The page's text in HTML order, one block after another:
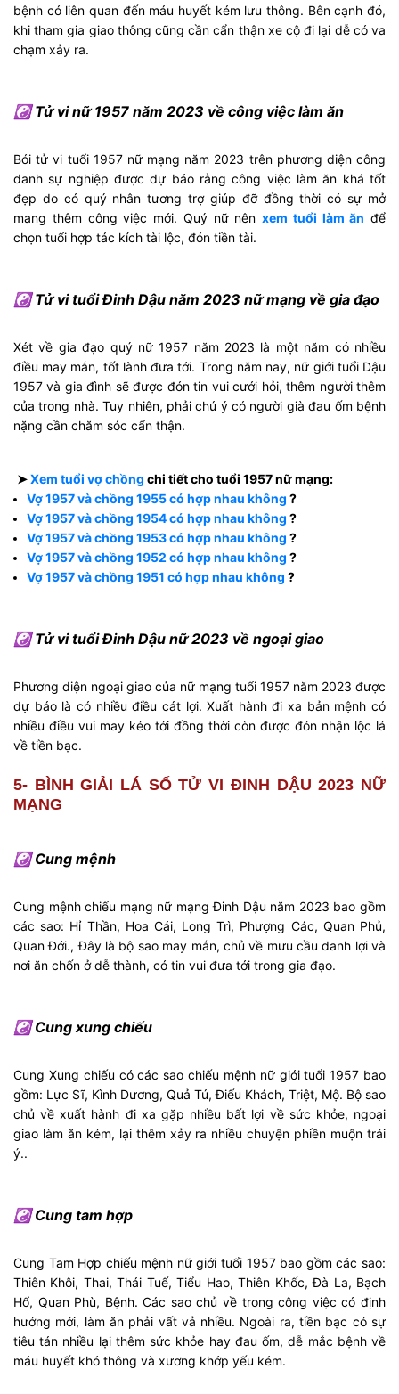
bệnh có liên quan đến máu huyết kém lưu thông. Bên cạnh đó,
khi tham gia giao thông cũng cần cẩn thận xe cộ đi lại dễ có va
chạm xảy ra.
☯ Tử vi nữ 1957 năm 2023 về công việc làm ăn
Bói tử vi tuổi 1957 nữ mạng năm 2023 trên phương diện công
danh sự nghiệp được dự báo rằng công việc làm ăn khá tốt
đẹp do có quý nhân tương trợ giúp đỡ đồng thời có sự mở
mang thêm công việc mới. Quý nữ nên xem tuổi làm ăn để
chọn tuổi hợp tác kích tài lộc, đón tiền tài.
☯ Tử vi tuổi Đinh Dậu năm 2023 nữ mạng về gia đạo
Xét về gia đạo quý nữ 1957 năm 2023 là một năm có nhiều
điều may mắn, tốt lành đưa tới. Trong năm nay, nữ giới tuổi Dậu
1957 và gia đình sẽ được đón tin vui cưới hỏi, thêm người thêm
của trong nhà. Tuy nhiên, phải chú ý có người già đau ốm bệnh
nặng cần chăm sóc cẩn thận.
➤Xem tuổi vợ chồng chi tiết cho tuổi 1957 nữ mạng:
Vợ 1957 và chồng 1955 có hợp nhau không ?
Vợ 1957 và chồng 1954 có hợp nhau không ?
Vợ 1957 và chồng 1953 có hợp nhau không ?
Vợ 1957 và chồng 1952 có hợp nhau không ?
Vợ 1957 và chồng 1951 có hợp nhau không ?
☯ Tử vi tuổi Đinh Dậu nữ 2023 về ngoại giao
Phương diện ngoại giao của nữ mạng tuổi 1957 năm 2023 được
dự báo là có nhiều điều cát lợi. Xuất hành đi xa bản mệnh có
nhiều điều vui may kéo tới đồng thời còn được đón nhận lộc lá
về tiền bạc.
5- BÌNH GIẢI LÁ SỐ TỬ VI ĐINH DẬU 2023 NỮ
MẠNG
☯ Cung mệnh
Cung mệnh chiếu mạng nữ mạng Đinh Dậu năm 2023 bao gồm
các sao: Hỉ Thần, Hoa Cái, Long Trì, Phượng Các, Quan Phủ,
Quan Đới., Đây là bộ sao may mắn, chủ về mưu cầu danh lợi và
nơi ăn chốn ở dễ thành, có tin vui đưa tới trong gia đạo.
☯ Cung xung chiếu
Cung Xung chiếu có các sao chiếu mệnh nữ giới tuổi 1957 bao
gồm: Lực Sĩ, Kình Dương, Quả Tú, Điếu Khách, Triệt, Mộ. Bộ sao
chủ về xuất hành đi xa gặp nhiều bất lợi về sức khỏe, ngoại
giao làm ăn kém, lại thêm xảy ra nhiều chuyện phiền muộn trái
ý..
☯ Cung tam hợp
Cung Tam Hợp chiếu mệnh nữ giới tuổi 1957 bao gồm các sao:
Thiên Khôi, Thai, Thái Tuế, Tiểu Hao, Thiên Khốc, Đà La, Bạch
Hổ, Quan Phù, Bệnh. Các sao chủ về trong công việc có định
hướng mới, làm ăn phải vất vả nhiều. Ngoài ra, tiền bạc có sự
tiêu tán nhiều lại thêm sức khỏe hay đau ốm, dễ mắc bệnh về
máu huyết khó thông và xương khớp yếu kém.